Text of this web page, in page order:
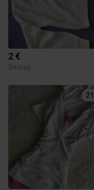
2 €
Sinsay
21